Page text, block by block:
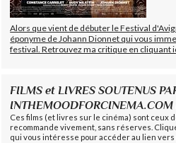
Alors que vient de débuter le Festival
éponyme de Johann Dionnet qui vous
festival. Retrouvez ma critique en cliquant
FILMS et LIVRES SOUTENUS
Ces films (et livres sur le cinéma) sont ceux
recommande vivement, sans réserves.
qui vous intéresse pour accéder au lien vers